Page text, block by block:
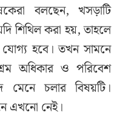
বলছেন, খসড়াটি
শিথিল করা হয়, তাহলে
যোগ্য হবে। তখন সামনে
অধিকার ও পরিবেশ
মেনে চলার বিষয়টি।
এখনো নেই।